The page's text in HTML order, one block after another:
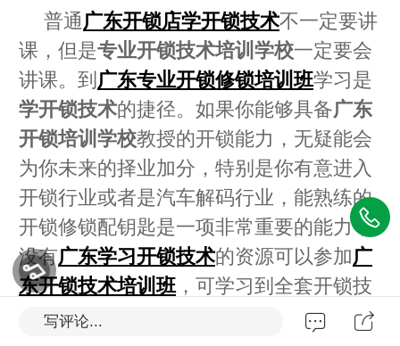
普通 广东开锁店学开锁技术不一定要讲
课，但是专业开锁技术培训学校一定要会
讲课。到 广东专业开锁修锁培训班学习是
学开锁技术的捷径。如果你能够具备广东
开锁培训学校教授的开锁能力，无疑能会
为你未来的择业加分，特别是你有意进入
开锁行业或者是汽车解码行业，能熟练的
开锁修锁配钥匙是一项非常重要的能力；
没有广东学习开锁技术的资源可以参加广
东开锁技术培训班，可学习到全套开锁技
术详解，品心而论，
广东开锁培训班
的教
写评论...